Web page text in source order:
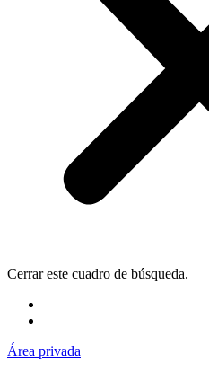
Cerrar este cuadro de búsqueda.
Área privada